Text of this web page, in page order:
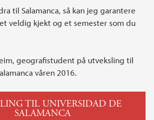
til Salamanca, så kan jeg garantere
veldig kjekt og et semester som du
geografistudent på utveksling til
våren 2016.
TIL UNIVERSIDAD DE
SALAMANCA